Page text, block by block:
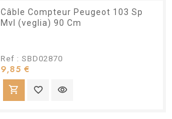
Câble Compteur Peugeot 103 Sp
Mvl (veglia) 90 Cm
Ref : SBD02870
9,85 €
shopping_cart favorite_border visibility